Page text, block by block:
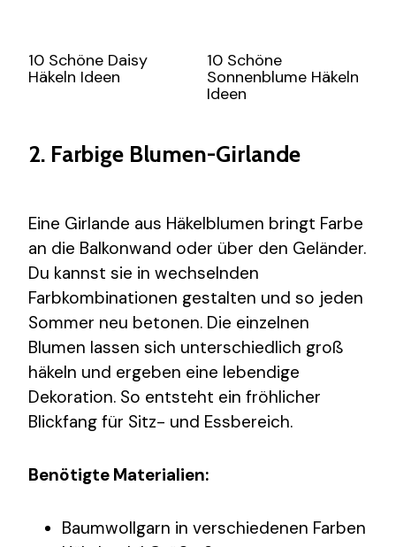
10 Schöne Daisy
Häkeln Ideen
10 Schöne
Sonnenblume Häkeln
Ideen
2. Farbige Blumen-Girlande
Eine Girlande aus Häkelblumen bringt Farbe
an die Balkonwand oder über den Geländer.
Du kannst sie in wechselnden
Farbkombinationen gestalten und so jeden
Sommer neu betonen. Die einzelnen
Blumen lassen sich unterschiedlich groß
häkeln und ergeben eine lebendige
Dekoration. So entsteht ein fröhlicher
Blickfang für Sitz- und Essbereich.
Benötigte Materialien:
Baumwollgarn in verschiedenen Farben